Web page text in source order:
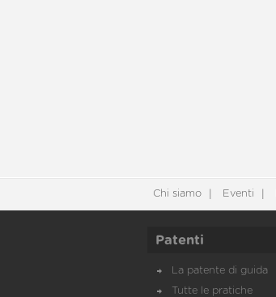
Chi siamo Eventi
Patenti
La patente di guida
Tutte le pratiche